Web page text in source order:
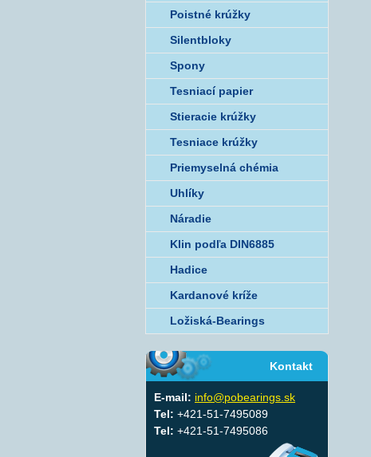
Poistné krúžky
Silentbloky
Spony
Tesniací papier
Stieracie krúžky
Tesniace krúžky
Priemyselná chémia
Uhlíky
Náradie
Klin podľa DIN6885
Hadice
Kardanové kríže
Ložiská-Bearings
Kontakt
E-mail: info@pobearings.sk
Tel: +421-51-7495089
Tel: +421-51-7495086